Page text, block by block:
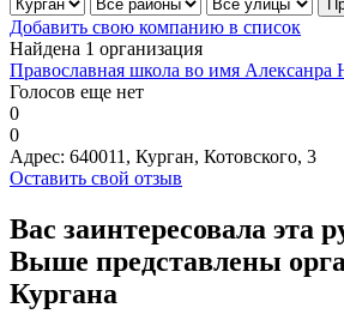
Добавить свою компанию в список
Найдена 1 организация
Православная школа во имя Алексанра
Голосов еще нет
0
0
Адрес: 640011, Курган, Котовского, 3
Оставить свой отзыв
Вас заинтересовала эта
Выше представлены
Кургана